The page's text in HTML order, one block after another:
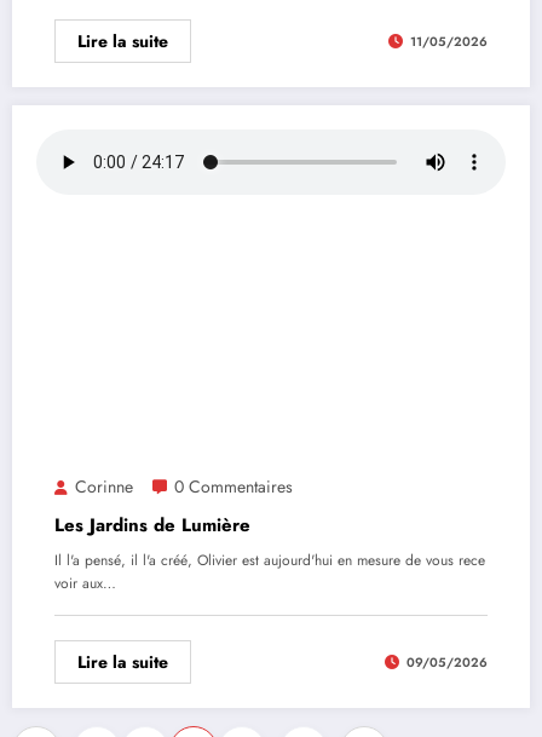
Lire la suite 11/05/2026
Corinne 0 Commentaires
Les Jardins de Lumière
Il l'a pensé, il l'a créé, Olivier est aujourd'hui en mesure de vous rece
voir aux…
Lire la suite 09/05/2026